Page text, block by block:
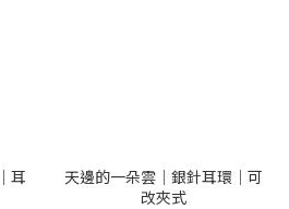
耳
天邊的一朵雲｜銀針耳環｜可
改夾式